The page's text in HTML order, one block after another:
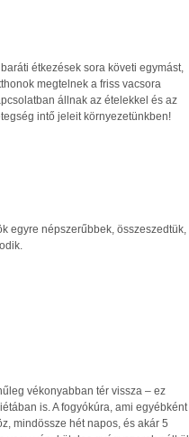
étkezések sora követi egymást,
megtelnek a friss vacsora
állnak az ételekkel és az
intő jeleit környezetünkben!
egyre népszerűbbek, összeszedtük,
vékonyabban tér vissza – ez
is. A fogyókúra, ami egyébként
mindössze hét napos, és akár 5